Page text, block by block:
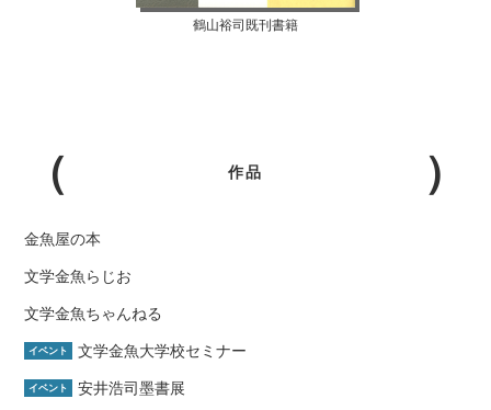
鶴山裕司既刊書籍
作品
金魚屋の本
文学金魚らじお
文学金魚ちゃんねる
イベント 文学金魚大学校セミナー
イベント 安井浩司墨書展